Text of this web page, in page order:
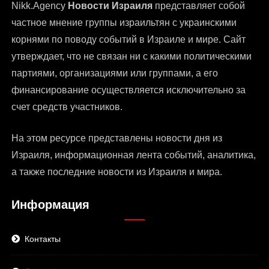
Nikk.Agency Новости Израиля представляет собой
частное мнение группы израильтян с украинскими
корнями по поводу событий в Израиле и мире. Сайт
утверждает, что не связан ни с какими политическими
партиями, организациями или группами, а его
финансирование осуществляется исключительно за
счет средств участников.
На этом ресурсе представлены новости дня из
Израиля, информационная лента событий, аналитика,
а также последние новости из Израиля и мира.
Информация
Контакты